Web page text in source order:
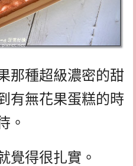
那種超級濃密的甜
有無花果蛋糕的時
。
覺得很扎實。